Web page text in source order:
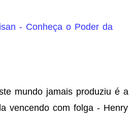
- Conheça o Poder da
mundo jamais produziu é a
vencendo com folga - Henry